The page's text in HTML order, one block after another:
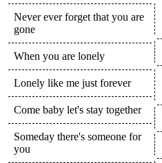
Never ever forget that you are
gone
When you are lonely
Lonely like me just forever
Come baby let's stay together
Someday there's someone for
you